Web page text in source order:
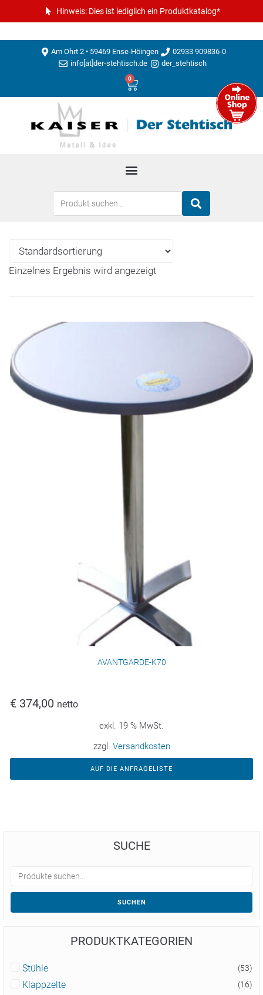
Hinweis: Dies ist lediglich ein Produktkatalog*
Am Ohrt 2 • 59469 Ense-Höingen
02933 909836-0
info[at]der-stehtisch.de
der_stehtisch
0
Einzelnes Ergebnis wird angezeigt
AVANTGARDE-K70
€ 374,00 netto
exkl. 19 % MwSt.
zzgl. Versandkosten
AUF DIE ANFRAGELISTE
SUCHE
SUCHEN
PRODUKTKATEGORIEN
Stühle (53)
Klappzelte (16)